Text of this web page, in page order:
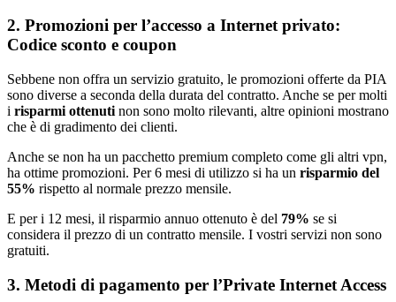
2. Promozioni per l’accesso a Internet privato:
Codice sconto e coupon
Sebbene non offra un servizio gratuito, le promozioni offerte da PIA
sono diverse a seconda della durata del contratto. Anche se per molti
i risparmi ottenuti non sono molto rilevanti, altre opinioni mostrano
che è di gradimento dei clienti.
Anche se non ha un pacchetto premium completo come gli altri vpn,
ha ottime promozioni. Per 6 mesi di utilizzo si ha un risparmio del
55% rispetto al normale prezzo mensile.
E per i 12 mesi, il risparmio annuo ottenuto è del 79% se si
considera il prezzo di un contratto mensile. I vostri servizi non sono
gratuiti.
3. Metodi di pagamento per l’Private Internet Access